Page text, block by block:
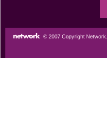
© 2007 Copyright